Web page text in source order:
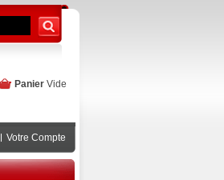
Panier Vide
Votre Compte